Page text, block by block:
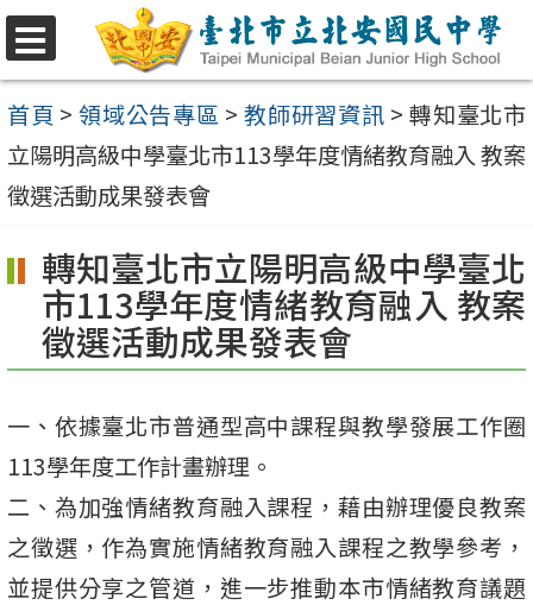
選
單
跳
至
主
要
內
區
首頁 > 領域公告專區 > 教師研習資訊 > 轉知臺北市
立陽明高級中學臺北市113學年度情緒教育融入 教案
徵選活動成果發表會
轉知臺北市立陽明高級中學臺北
市113學年度情緒教育融入 教案
徵選活動成果發表會
一、依據臺北市普通型高中課程與教學發展工作圈
113學年度工作計畫辦理。
二、為加強情緒教育融入課程，藉由辦理優良教案
之徵選，作為實施情緒教育融入課程之教學參考，
並提供分享之管道，進一步推動本市情緒教育議題